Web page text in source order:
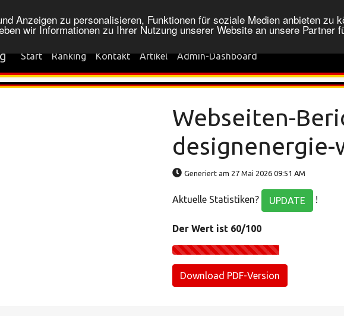
Anzeigen zu personalisieren, Funktionen für soziale Medien anbieten zu
wir Informationen zu Ihrer Nutzung unserer Website an unsere Partner
Start Ranking Kontakt Artikel Admin-Dashboard
Webseiten-
Generiert am 27 Mai 2026 09:51 AM
Aktuelle Statistiken? UPDATE !
Der Wert ist 60/100
Download PDF-Version